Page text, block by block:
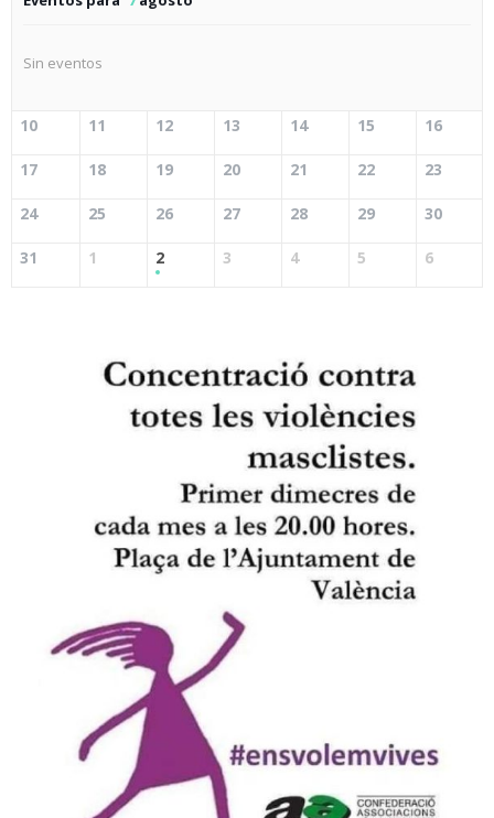
Sin eventos
10 11 12 13 14 15 16
17 18 19 20 21 22 23
24 25 26 27 28 29 30
31 1 2 3 4 5 6